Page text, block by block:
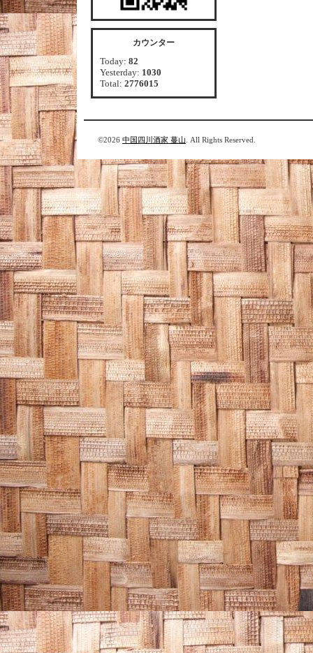
カウンター
Today: 82
Yesterday: 1030
Total: 2776015
©2026 中国四川酒家 蔓山 . All Rights Reserved.